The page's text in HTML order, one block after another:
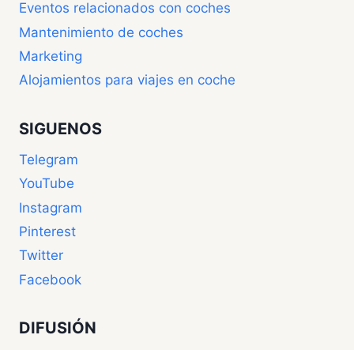
Eventos relacionados con coches
Mantenimiento de coches
Marketing
Alojamientos para viajes en coche
SIGUENOS
Telegram
YouTube
Instagram
Pinterest
Twitter
Facebook
DIFUSIÓN